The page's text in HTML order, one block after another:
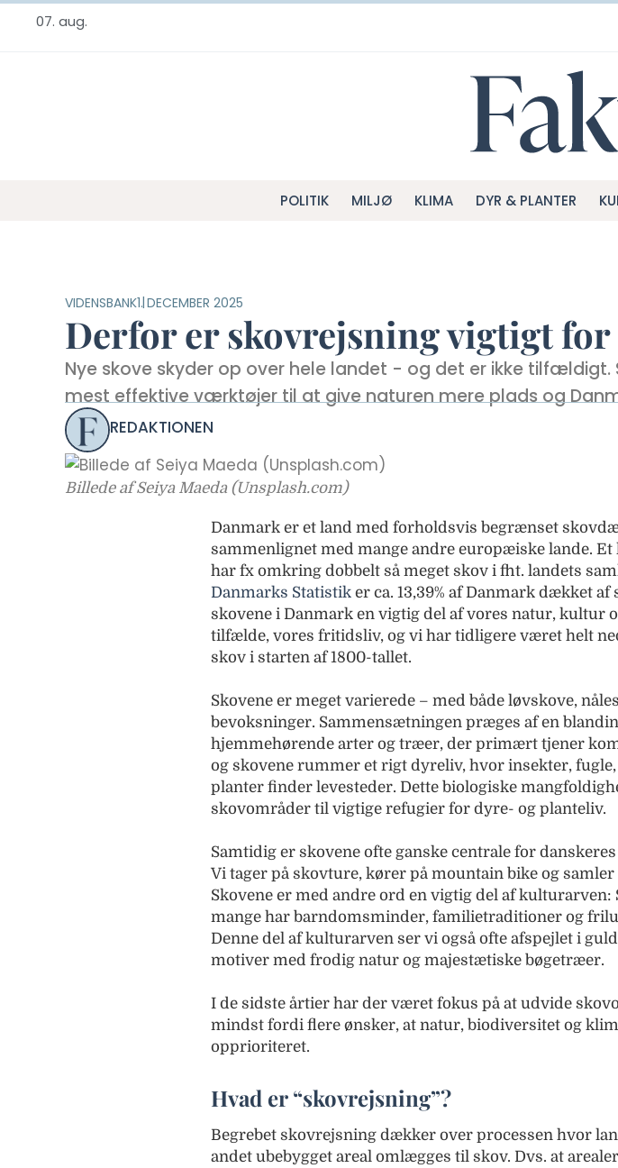
07. aug.
POLITIK MILJØ KLIMA DYR & PLANTER
VIDENSBANK1. DECEMBER 2025
Derfor er skovrejsning vigtigt
Nye skove skyder op over hele landet - og det er ikke tilfældigt.
mest effektive værktøjer til at give naturen mere plads og
REDAKTIONEN
Billede af Seiya Maeda (Unsplash.com)
Danmark er et land med forholdsvis begrænset
sammenlignet med mange andre europæiske lande. Et
har fx omkring dobbelt så meget skov i fht. landets
Danmarks Statistiker ca. 13,39% af Danmark dækket af
skovene i Danmark en vigtig del af vores natur, kultur
tilfælde, vores fritidsliv, og vi har tidligere været helt
skov i starten af 1800-tallet.
Skovene er meget varierede – med både løvskove,
bevoksninger. Sammensætningen præges af en
hjemmehørende arter og træer, der primært tjener
og skovene rummer et rigt dyreliv, hvor insekter,
planter finder levesteder. Dette biologiske
skovområder til vigtige refugier for dyre- og planteliv.
Samtidig er skovene ofte ganske centrale for
Vi tager på skovture, kører på mountain bike og samler
Skovene er med andre ord en vigtig del af kulturarven:
mange har barndomsminder, familietraditioner og
Denne del af kulturarven ser vi også ofte afspejlet i
motiver med frodig natur og majestætiske bøgetræer.
I de sidste årtier har der været fokus på at udvide
mindst fordi flere ønsker, at natur, biodiversitet og
opprioriteret.
Hvad er “skovrejsning”?
Begrebet skovrejsning dækker over processen hvor
andet ubebygget areal omlægges til skov. Dvs. at